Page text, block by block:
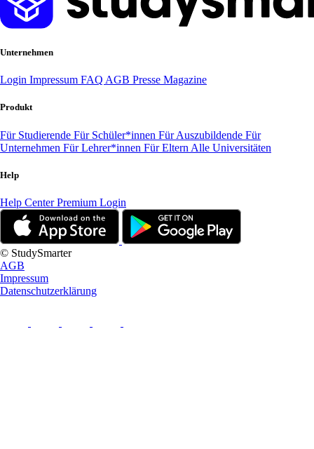
Unternehmen
Login Impressum FAQ AGB Presse Magazine
Produkt
Für Studierende Für Schüler*innen Für Auszubildende Für
Unternehmen Für Lehrer*innen Für Eltern Alle Universitäten
Help
Help CenterPremium Login
© StudySmarter
AGB
Impressum
Datenschutzerklärung